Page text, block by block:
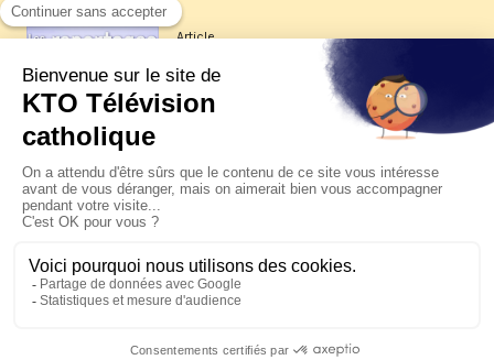
Article
Les reportages d'été 2026 de KTO
La visite pastorale du pape Léon
XIV à Assise à suivre sur KTO le
jeudi 6 août
Le pape en Uruguay, Argentine et
Pérou du 6 au 17 novembre 2026